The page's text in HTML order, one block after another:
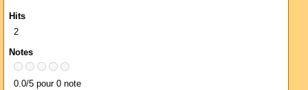
Hits
2
Notes
0.0/5 pour 0 note